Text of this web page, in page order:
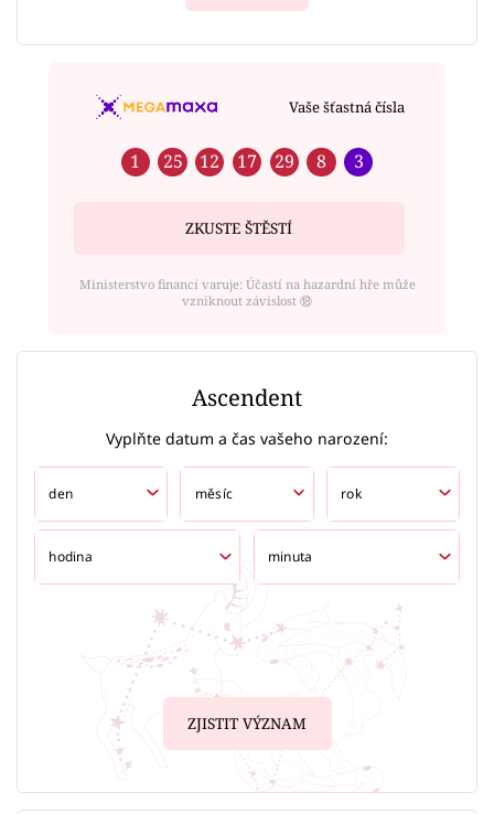
Vaše šťastná čísla
1 25 12 17 29 8 3
ZKUSTE ŠTĚSTÍ
Ministerstvo financí varuje: Účastí na hazardní hře může
vzniknout závislost ⑱
Ascendent
Vyplňte datum a čas vašeho narození:
ZJISTIT VÝZNAM